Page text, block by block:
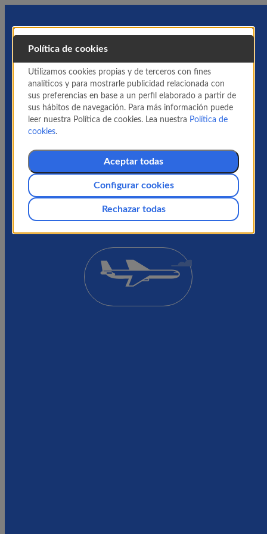
Política de cookies
Utilizamos cookies propias y de terceros con fines
analíticos y para mostrarle publicidad relacionada con
sus preferencias en base a un perfil elaborado a partir de
sus hábitos de navegación. Para más información puede
leer nuestra Política de cookies. Lea nuestra Política de
cookies.
Aceptar todas
Rechazar todas
Configurar cookies